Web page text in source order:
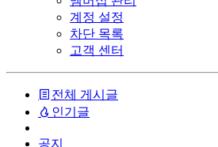
계정 설정
차단 목록
고객 센터
전체 게시글
인기글
공지